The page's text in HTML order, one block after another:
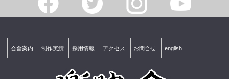
会舎案内 制作実績 採用情報 アクセス お問合せ english